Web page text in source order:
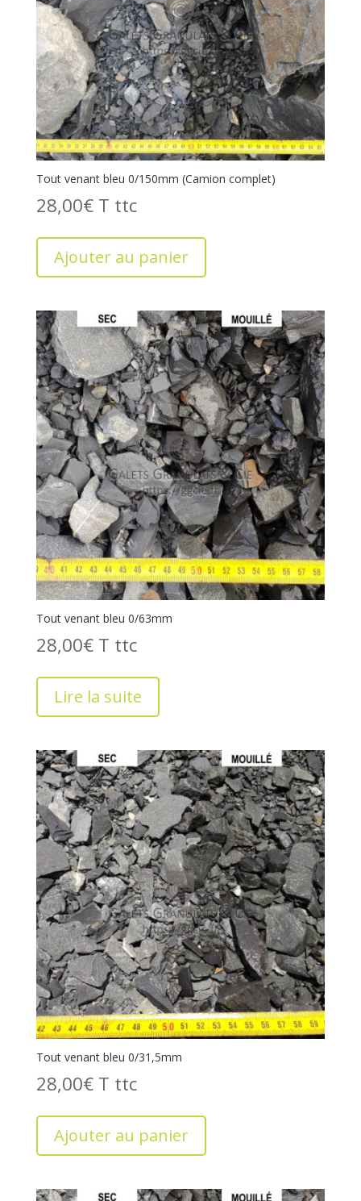
Tout venant bleu 0/150mm (Camion complet)
28,00€ T
Ajouter au panier
Tout venant bleu 0/63mm
28,00€ T
Lire la suite
Tout venant bleu 0/31,5mm
28,00€ T
Ajouter au panier